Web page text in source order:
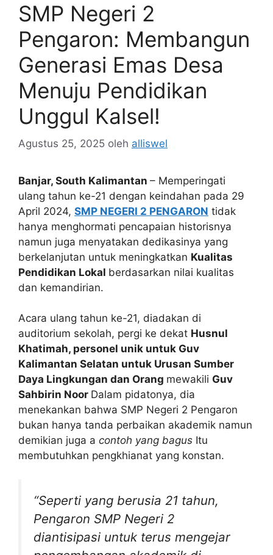
SMP Negeri 2
Pengaron: Membangun
Generasi Emas Desa
Menuju Pendidikan
Unggul Kalsel!
Agustus 25, 2025 oleh alliswel
Banjar, South Kalimantan – Memperingati
ulang tahun ke-21 dengan keindahan pada 29
April 2024, SMP NEGERI 2 PENGARON tidak
hanya menghormati pencapaian historisnya
namun juga menyatakan dedikasinya yang
berkelanjutan untuk meningkatkan Kualitas
Pendidikan Lokal berdasarkan nilai kualitas
dan kemandirian.
Acara ulang tahun ke-21, diadakan di
auditorium sekolah, pergi ke dekat Husnul
Khatimah, personel unik untuk Guv
Kalimantan Selatan untuk Urusan Sumber
Daya Lingkungan dan Orang mewakili Guv
Sahbirin Noor Dalam pidatonya, dia
menekankan bahwa SMP Negeri 2 Pengaron
bukan hanya tanda perbaikan akademik namun
demikian juga a contoh yang bagus Itu
membutuhkan pengkhianat yang konstan.
“Seperti yang berusia 21 tahun,
Pengaron SMP Negeri 2
diantisipasi untuk terus mengejar